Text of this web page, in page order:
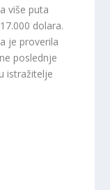
više puta
dolara.
je proverila
poslednje
istražitelje